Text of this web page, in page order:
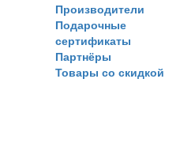
Производители
Подарочные
сертификаты
Партнёры
Товары со скидкой